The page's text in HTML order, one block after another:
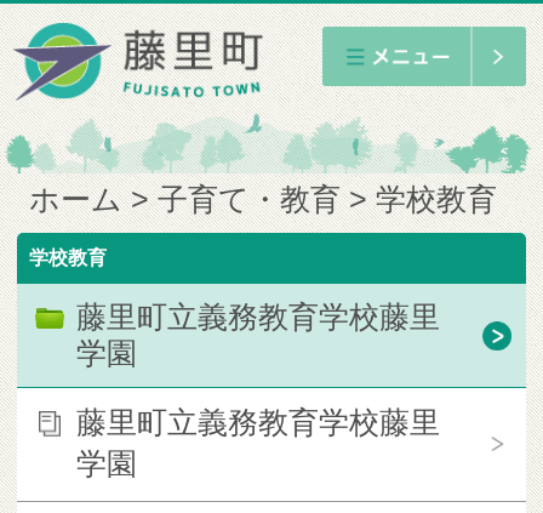
ホーム 子育て・教育 学校教育
学校教育
藤里町立義務教育学校藤里
学園
藤里町立義務教育学校藤里
学園